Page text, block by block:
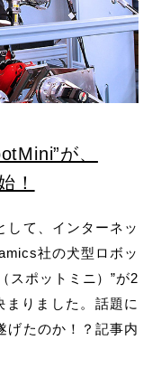
が、
！
して、インターネッ
社の犬型ロボッ
スポットミニ）”が2
りました。話題に
げたのか！？記事内